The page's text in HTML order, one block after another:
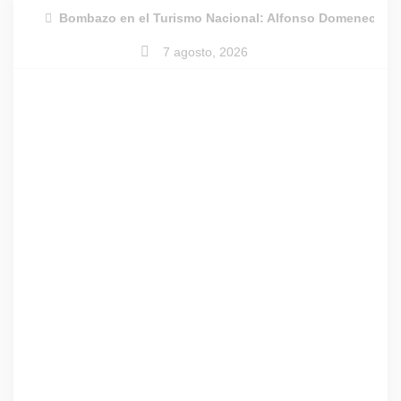
Bombazo en el Turismo Nacional: Alfonso Domenech
7 agosto, 2026